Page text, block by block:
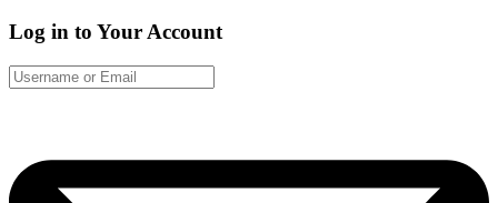
Log in to Your Account